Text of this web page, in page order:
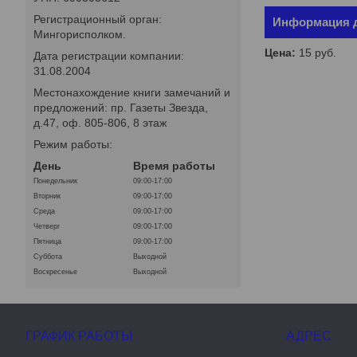
Информация
Цена: 15 руб.
Регистрационный орган:
Мингорисполком.
Дата регистрации компании:
31.08.2004
Местонахождение книги замечаний и
предложений: пр. Газеты Звезда,
д.47, оф. 805-806, 8 этаж
Режим работы:
День
Время работы
Понедельник
09:00-17:00
Вторник
09:00-17:00
Среда
09:00-17:00
Четверг
09:00-17:00
Пятница
09:00-17:00
Суббота
Выходной
Воскресенье
Выходной
ГРАФИК РАБОТЫ